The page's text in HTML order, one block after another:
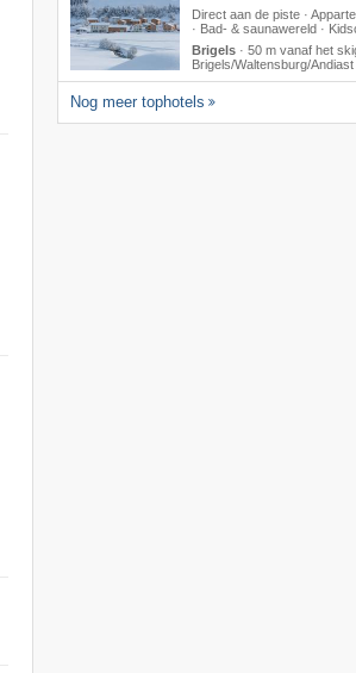
Direct aan de piste ·
· Bad- & saunawereld ·
Brigels· 50 m vanaf het
Brigels/​Waltensburg/​Andiast
Nog meer tophotels